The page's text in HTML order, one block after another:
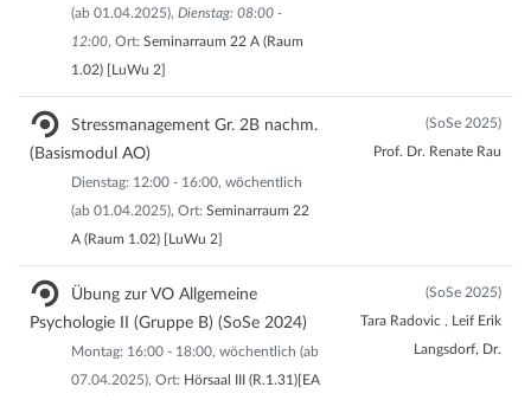
(ab 01.04.2025), Dienstag: 08:00 -
12:00, Ort: Seminarraum 22 A (Raum
1.02) [LuWu 2]
Stressmanagement Gr. 2B nachm.
(Basismodul AO)
Dienstag: 12:00 - 16:00, wöchentlich
(ab 01.04.2025), Ort: Seminarraum 22
A (Raum 1.02) [LuWu 2]
(SoSe 2025)
Prof. Dr. Renate Rau
Übung zur VO Allgemeine
Psychologie II (Gruppe B) (SoSe 2024)
Montag: 16:00 - 18:00, wöchentlich (ab
07.04.2025), Ort: Hörsaal III (R.1.31)[EA
(SoSe 2025)
Tara Radovic , Leif Erik
Langsdorf, Dr.